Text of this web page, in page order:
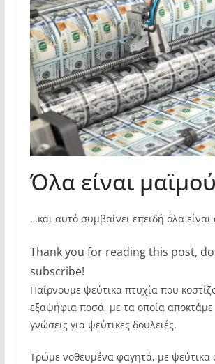
Όλα είναι
…και αυτό συμβαίνει επειδή όλα
Thank you for reading this post,
subscribe!
Παίρνουμε ψεύτικα πτυχία που
εξαψήφια ποσά, με τα οποία αποκτάμε
γνώσεις για ψεύτικες δουλειές.
Τρώμε νοθευμένα φαγητά, με ψεύτικα